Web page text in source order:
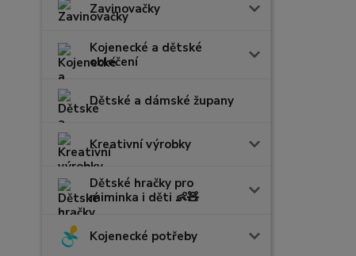
Zavinovačky
Kojenecké a dětské
oblečení
Dětské a dámské župany
Kreativní výrobky
Dětské hračky pro
miminka i děti 👶🧸
Kojenecké potřeby